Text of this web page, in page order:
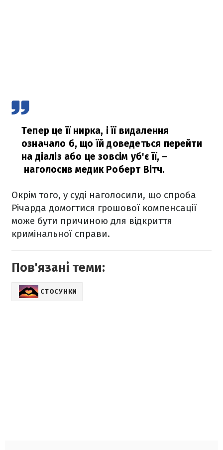
Тепер це її нирка, і її видалення
означало б, що їй доведеться перейти
на діаліз або це зовсім уб'є її, –
наголосив медик Роберт Вітч.
Окрім того, у суді наголосили, що спроба
Річарда домогтися грошової компенсації
може бути причиною для відкриття
кримінальної справи.
Пов'язані теми:
СТОСУНКИ